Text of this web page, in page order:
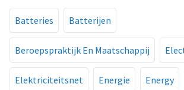
Batteries Batterijen
Beroepspraktijk En Maatschappij
Elektriciteitsnet Energie Energy